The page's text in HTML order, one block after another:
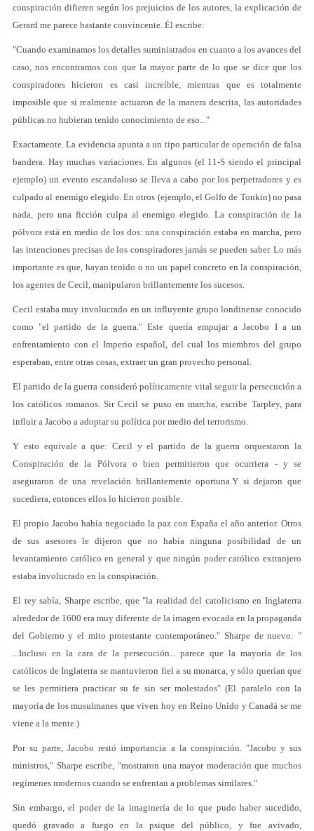
conspiración difieren según los prejuicios de los autores, la explicación de
Gerard me parece bastante convincente. Él escribe:
"Cuando examinamos los detalles suministrados en cuanto a los avances del
caso, nos encontramos con que la mayor parte de lo que se dice que los
conspiradores hicieron es casi increíble, mientras que es totalmente
imposible que si realmente actuaron de la manera descrita, las autoridades
públicas no hubieran tenido conocimiento de eso..."
Exactamente. La evidencia apunta a un tipo particular de operación de falsa
bandera. Hay muchas variaciones. En algunos (el 11-S siendo el principal
ejemplo) un evento escandaloso se lleva a cabo por los perpetradores y es
culpado al enemigo elegido. En otros (ejemplo, el Golfo de Tonkin) no pasa
nada, pero una ficción culpa al enemigo elegido. La conspiración de la
pólvora está en medio de los dos: una conspiración estaba en marcha, pero
las intenciones precisas de los conspiradores jamás se pueden saber. Lo más
importante es que, hayan tenido o no un papel concreto en la conspiración,
los agentes de Cecil, manipularon brillantemente los sucesos.
Cecil estaba muy involucrado en un influyente grupo londinense conocido
como "el partido de la guerra." Este quería empujar a Jacobo I a un
enfrentamiento con el Imperio español, del cual los miembros del grupo
esperaban, entre otras cosas, extraer un gran provecho personal.
El partido de la guerra consideró políticamente vital seguir la persecución a
los católicos romanos. Sir Cecil se puso en marcha, escribe Tarpley, para
influir a Jacobo a adoptar su política por medio del terrorismo.
Y esto equivale a que: Cecil y el partido de la guerra orquestaron la
Conspiración de la Pólvora o bien permitieron que ocurriera - y se
aseguraron de una revelación brillantemente oportuna.Y si dejaron que
sucediera, entonces ellos lo hicieron posible.
El propio Jacobo había negociado la paz con España el año anterior. Otros
de sus asesores le dijeron que no había ninguna posibilidad de un
levantamiento católico en general y que ningún poder católico extranjero
estaba involucrado en la conspiración.
El rey sabía, Sharpe escribe, que "la realidad del catolicismo en Inglaterra
alrededor de 1600 era muy diferente de la imagen evocada en la propaganda
del Gobierno y el mito protestante contemporáneo." Sharpe de nuevo: "
...Incluso en la cara de la persecución... parece que la mayoría de los
católicos de Inglaterra se mantuvieron fiel a su monarca, y sólo querían que
se les permitiera practicar su fe sin ser molestados" (El paralelo con la
mayoría de los musulmanes que viven hoy en Reino Unido y Canadá se me
viene a la mente.)
Por su parte, Jacobo restó importancia a la conspiración. "Jacobo y sus
ministros," Sharpe escribe, "mostraron una mayor moderación que muchos
regímenes modernos cuando se enfrentan a problemas similares."
Sin embargo, el poder de la imaginería de lo que pudo haber sucedido,
quedó gravado a fuego en la psique del público, y fue avivado,